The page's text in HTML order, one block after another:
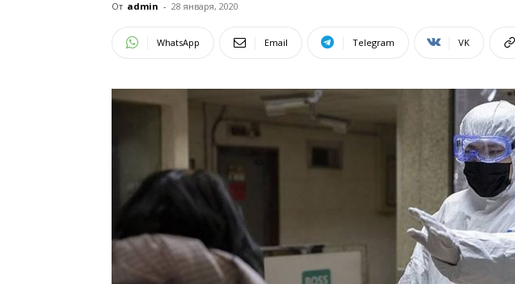
От admin - 28 января, 2020
WhatsApp Email Telegram VK